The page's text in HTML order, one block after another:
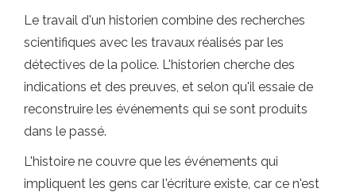
Le travail d'un historien combine des recherches
scientifiques avec les travaux réalisés par les
détectives de la police. L'historien cherche des
indications et des preuves, et selon qu'il essaie de
reconstruire les événements qui se sont produits
dans le passé.
L'histoire ne couvre que les événements qui
impliquent les gens car l'écriture existe, car ce n'est